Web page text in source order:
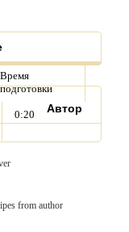
Время
подготовки
0:20 Автор
from author